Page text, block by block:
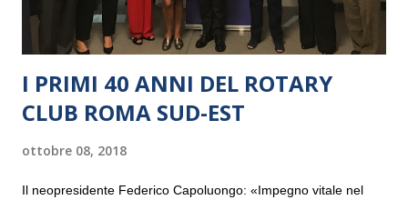
I PRIMI 40 ANNI DEL ROTARY
CLUB ROMA SUD-EST
ottobre 08, 2018
Il neopresidente Federico Capoluongo: «Impegno vitale nel